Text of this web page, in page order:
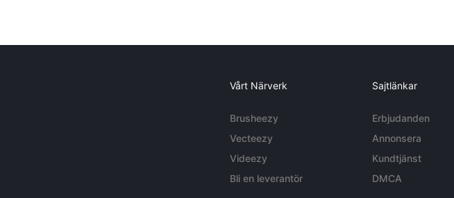
Vårt Närverk
Brusheezy
Vecteezy
Videezy
Bli en leverantör
Sajtlänkar
Erbjudanden
Annonsera
Kundtjänst
DMCA